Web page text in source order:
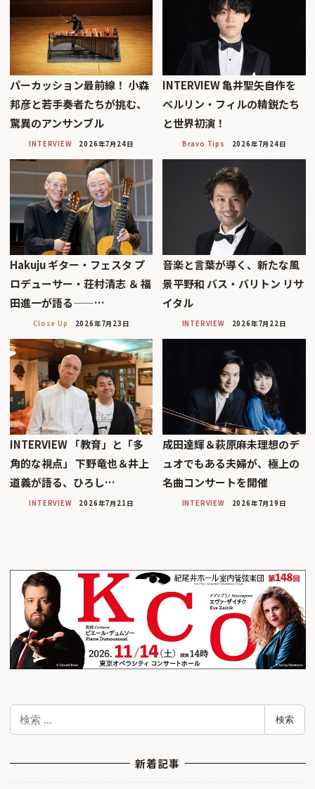
パーカッション最前線！ 小森
邦彦と若手奏者たちが挑む、
驚異のアンサンブル
INTERVIEW 2026年7月24日
INTERVIEW 亀井聖矢――自作を
ベルリン・フィルの精鋭たち
と世界初演！
Bravo Tips 2026年7月24日
Hakuju ギター・フェスタ プ
ロデューサー・荘村清志 ＆ 福
田進一が語る——…
Close Up 2026年7月23日
音楽と言葉が導く、新たな風
景平野和 バス・バリトン リサ
イタル
INTERVIEW 2026年7月22日
INTERVIEW 「教育」と「多
角的な視点」 下野竜也＆井上
道義が語る、ひろし…
INTERVIEW 2026年7月21日
成田達輝＆萩原麻未理想のデ
ュオでもある夫婦が、極上の
名曲コンサートを開催
INTERVIEW 2026年7月19日
検
検索
新着記事